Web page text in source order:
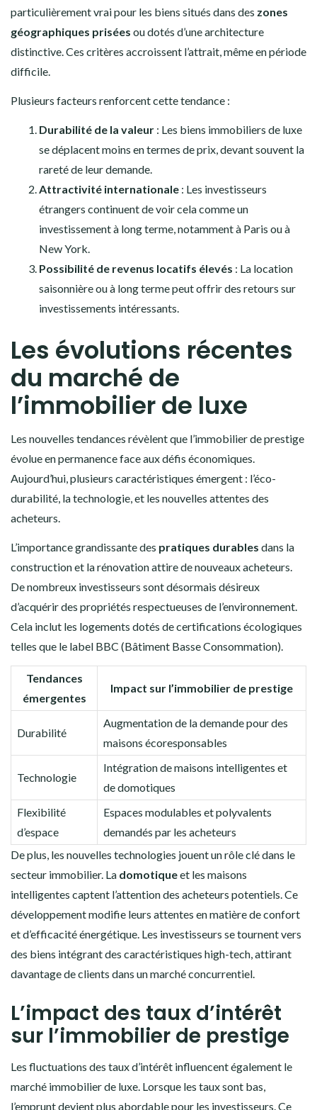
particulièrement vrai pour les biens situés dans des zones
géographiques prisées ou dotés d’une architecture
distinctive. Ces critères accroissent l’attrait, même en période
difficile.
Plusieurs facteurs renforcent cette tendance :
Durabilité de la valeur : Les biens immobiliers de luxe
se déplacent moins en termes de prix, devant souvent la
rareté de leur demande.
Attractivité internationale : Les investisseurs
étrangers continuent de voir cela comme un
investissement à long terme, notamment à Paris ou à
New York.
Possibilité de revenus locatifs élevés : La location
saisonnière ou à long terme peut offrir des retours sur
investissements intéressants.
Les évolutions récentes
du marché de
l’immobilier de luxe
Les nouvelles tendances révèlent que l’immobilier de prestige
évolue en permanence face aux défis économiques.
Aujourd’hui, plusieurs caractéristiques émergent : l’éco-
durabilité, la technologie, et les nouvelles attentes des
acheteurs.
L’importance grandissante des pratiques durables dans la
construction et la rénovation attire de nouveaux acheteurs.
De nombreux investisseurs sont désormais désireux
d’acquérir des propriétés respectueuses de l’environnement.
Cela inclut les logements dotés de certifications écologiques
telles que le label BBC (Bâtiment Basse Consommation).
Tendances
émergentes
Impact sur l’immobilier de prestige
Durabilité
Augmentation de la demande pour des
maisons écoresponsables
Technologie
Intégration de maisons intelligentes et
de domotiques
Flexibilité
d’espace
Espaces modulables et polyvalents
demandés par les acheteurs
De plus, les nouvelles technologies jouent un rôle clé dans le
secteur immobilier. La domotiqueet les maisons
intelligentes captent l’attention des acheteurs potentiels. Ce
développement modifie leurs attentes en matière de confort
et d’efficacité énergétique. Les investisseurs se tournent vers
des biens intégrant des caractéristiques high-tech, attirant
davantage de clients dans un marché concurrentiel.
L’impact des taux d’intérêt
sur l’immobilier de prestige
Les fluctuations des taux d’intérêt influencent également le
marché immobilier de luxe. Lorsque les taux sont bas,
l’emprunt devient plus abordable pour les investisseurs. Ce